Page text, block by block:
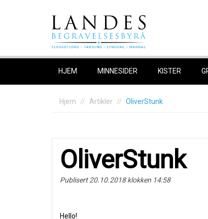
HJEM MINNESIDER KISTER
Hjem Artikler OliverStunk
OliverStunk
Publisert 20.10.2018 klokken 14:58
Hello!